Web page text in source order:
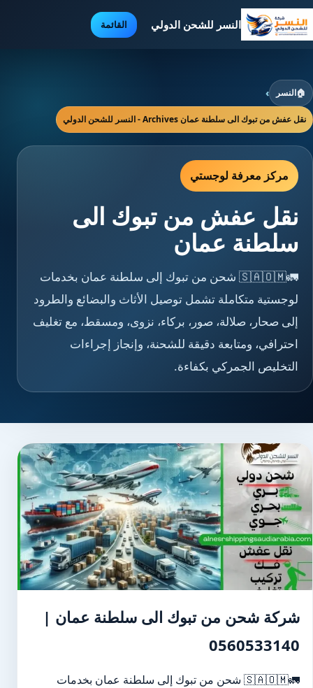
النسر للشحن الدولي القائمة
🏠النسر ›
نقل عفش من تبوك الى سلطنة عمان Archives - النسر للشحن الدولي
مركز معرفة لوجستي
نقل عفش من تبوك الى
سلطنة عمان
🚛🇸🇦🇴🇲 شحن من تبوك إلى سلطنة عمان بخدمات
لوجستية متكاملة تشمل توصيل الأثاث والبضائع والطرود
إلى صحار، صلالة، صور، بركاء، نزوى، ومسقط، مع تغليف
احترافي، ومتابعة دقيقة للشحنة، وإنجاز إجراءات
التخليص الجمركي بكفاءة.
شركة شحن من تبوك الى سلطنة عمان |
0560533140
🚛🇸🇦🇴🇲 شحن من تبوك إلى سلطنة عمان بخدمات